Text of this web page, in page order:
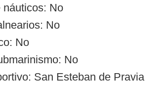
náuticos: No
No
No
No
San Esteban de Pravia